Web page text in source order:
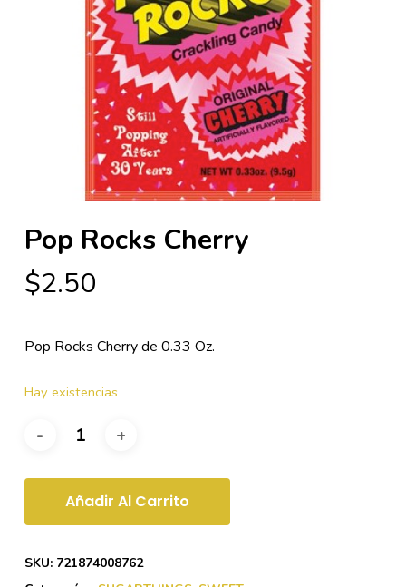
Pop Rocks Cherry
$2.50
Pop Rocks Cherry de 0.33 Oz.
Hay existencias
Añadir Al Carrito
SKU: 721874008762